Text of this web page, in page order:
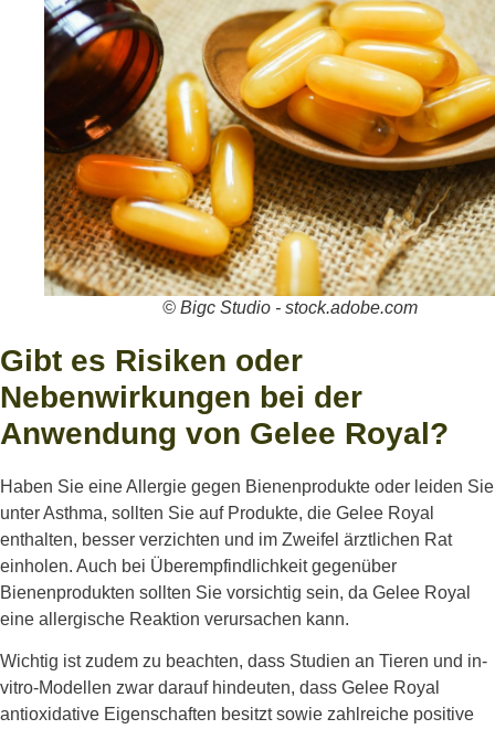
© Bigc Studio - stock.adobe.com
Gibt es Risiken oder
Nebenwirkungen bei der
Anwendung von Gelee Royal?
Haben Sie eine Allergie gegen Bienenprodukte oder leiden Sie
unter Asthma, sollten Sie auf Produkte, die Gelee Royal
enthalten, besser verzichten und im Zweifel ärztlichen Rat
einholen. Auch bei Überempfindlichkeit gegenüber
Bienenprodukten sollten Sie vorsichtig sein, da Gelee Royal
eine allergische Reaktion verursachen kann.
Wichtig ist zudem zu beachten, dass Studien an Tieren und in-
vitro-Modellen zwar darauf hindeuten, dass Gelee Royal
antioxidative Eigenschaften besitzt sowie zahlreiche positive